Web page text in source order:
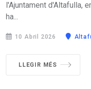
l'Ajuntament d'Altafulla,
ha...
10 Abril 2026
LLEGIR MÉS